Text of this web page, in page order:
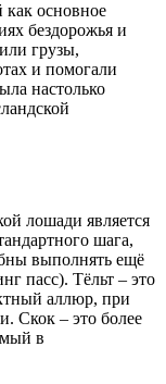
как основное
бездорожья и
грузы,
и помогали
настолько
лошади является
шага,
выполнять ещё
пасс). Тёльт – это
аллюр, при
Скок – это более
в